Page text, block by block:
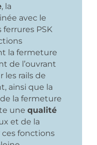
, la
avec le
PSK
la fermeture
de l’ouvrant
les rails de
ainsi que la
la fermeture
une qualité
et de la
fonctions